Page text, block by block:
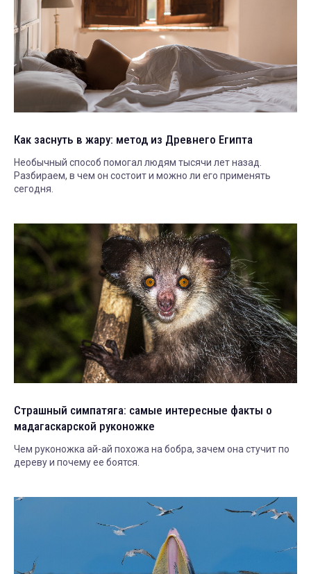
Как заснуть в жару: метод из Древнего Египта
Необычный способ помогал людям тысячи лет назад.
Разбираем, в чем он состоит и можно ли его применять
сегодня.
Страшный симпатяга: самые интересные факты о
мадагаскарской руконожке
Чем руконожка ай-ай похожа на бобра, зачем она стучит по
дереву и почему ее боятся.